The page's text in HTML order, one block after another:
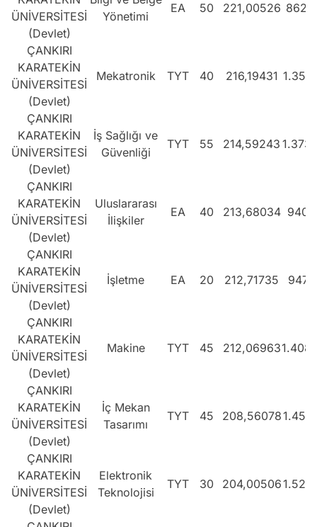
ÜNİVERSİTESİ
(Devlet)
Yönetimi
EA 50 221,00526
ÇANKIRI
KARATEKİN
ÜNİVERSİTESİ
(Devlet)
Mekatronik TYT 40 216,19431
ÇANKIRI
KARATEKİN
ÜNİVERSİTESİ
(Devlet)
İş Sağlığı ve
Güvenliği
TYT 55 214,59243
ÇANKIRI
KARATEKİN
ÜNİVERSİTESİ
(Devlet)
Uluslararası
İlişkiler
EA 40 213,68034
ÇANKIRI
KARATEKİN
ÜNİVERSİTESİ
(Devlet)
İşletme EA 20 212,71735
ÇANKIRI
KARATEKİN
ÜNİVERSİTESİ
(Devlet)
Makine TYT 45 212,06963
ÇANKIRI
KARATEKİN
ÜNİVERSİTESİ
(Devlet)
İç Mekan
Tasarımı
TYT 45 208,56078
ÇANKIRI
KARATEKİN
ÜNİVERSİTESİ
(Devlet)
Elektronik
Teknolojisi
TYT 30 204,00506